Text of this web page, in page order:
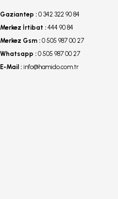
Gaziantep : 0 342 322 90 84
Merkez İrtibat : 444 90 84
Merkez Gsm : 0 505 987 00 27
Whatsapp : 0 505 987 00 27
E-Mail : info@hamido.com.tr